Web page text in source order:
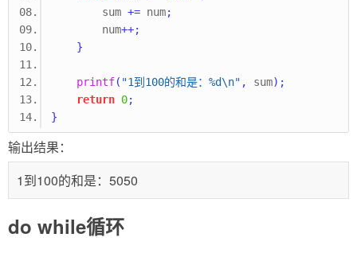
        sum
+= num;
        num
++;
}
printf( "1到100的和是：%d\n" , sum);
return 0;
}
输出结果：
1到100的和是：5050
do while循环